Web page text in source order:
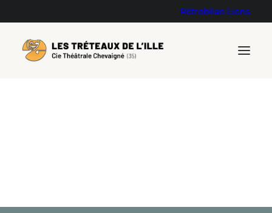
Rétrobilan Liens